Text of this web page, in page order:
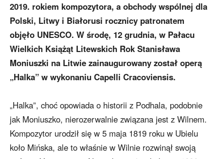
2019. rokiem kompozytora, a obchody wspólnej dla
Polski, Litwy i Białorusi rocznicy patronatem
objęło UNESCO. W środę, 12 grudnia, w Pałacu
Wielkich Książąt Litewskich Rok Stanisława
Moniuszki na Litwie zainaugurowany został operą
„Halka” w wykonaniu Capelli Cracoviensis.
„Halka”, choć opowiada o historii z Podhala, podobnie
jak Moniuszko, nierozerwalnie związana jest z Wilnem.
Kompozytor urodził się w 5 maja 1819 roku w Ubielu
koło Mińska, ale to właśnie w Wilnie rozwinął swoją